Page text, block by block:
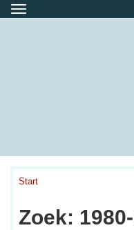
Menu
Start
Zoek: